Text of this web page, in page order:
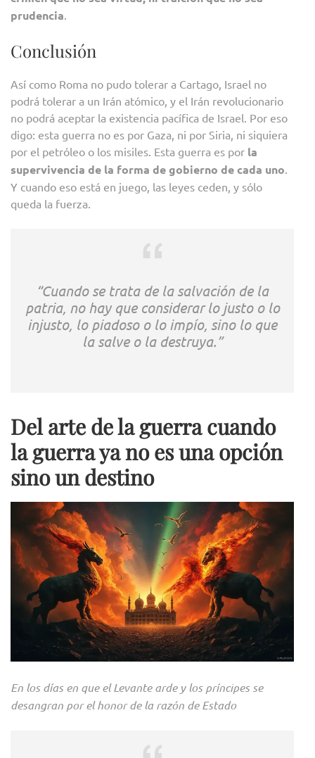
prudencia.
Conclusión
Así como Roma no pudo tolerar a Cartago, Israel no
podrá tolerar a un Irán atómico, y el Irán revolucionario
no podrá aceptar la existencia pacífica de Israel. Por eso
digo: esta guerra no es por Gaza, ni por Siria, ni siquiera
por el petróleo o los misiles. Esta guerra es por la
supervivencia de la forma de gobierno de cada uno.
Y cuando eso está en juego, las leyes ceden, y sólo
queda la fuerza.
“Cuando se trata de la salvación de la
patria, no hay que considerar lo justo o lo
injusto, lo piadoso o lo impío, sino lo que
la salve o la destruya.”
Del arte de la guerra cuando
la guerra ya no es una opción
sino un destino
En los días en que el Levante arde y los príncipes se
desangran por el honor de la razón de Estado